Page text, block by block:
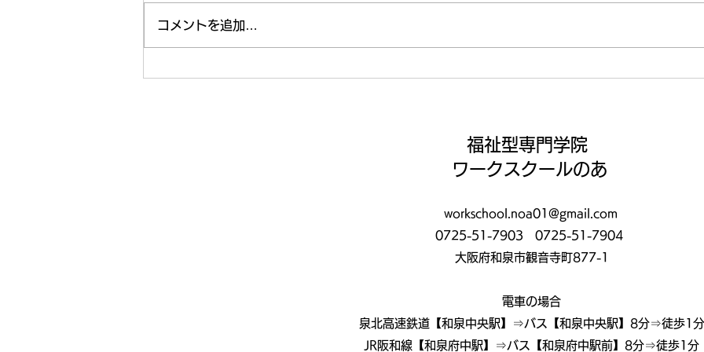
週末の課外活動🤗
い
コメントを追加…
福祉型専門学院
ワークスクールのあ
workschool.noa01@gmail.com
0725-51-7903
0725-51-7904
大阪府和泉市観音寺町877-1
電車の場合
泉北高速鉄道【和泉中央駅】⇒バス【和泉中央駅】8分⇒徒歩1分
JR阪和線【和泉府中駅】⇒バス【和泉府中駅前】8分⇒徒歩1分